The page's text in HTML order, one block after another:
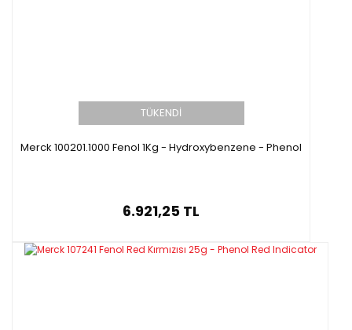
TÜKENDİ
Merck 100201.1000 Fenol 1Kg - Hydroxybenzene - Phenol
6.921,25 TL